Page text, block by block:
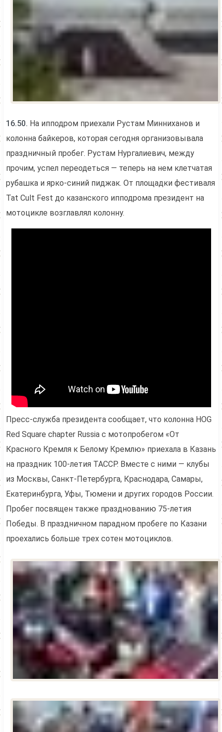
16.50. На ипподром приехали Рустам Минниханов и
колонна байкеров, которая сегодня организовывала
праздничный пробег. Рустам Нургалиевич, между
прочим, успел переодеться — теперь на нем клетчатая
рубашка и ярко-синий пиджак. От площадки фестиваля
Tat Cult Fest до казанского ипподрома президент на
мотоцикле возглавлял колонну.
Пресс-служба президента сообщает, что колонна HOG
Red Square chapter Russia с мотопробегом «От
Красного Кремля к Белому Кремлю» приехала в Казань
на праздник 100-летия ТАССР. Вместе с ними — клубы
из Москвы, Санкт-Петербурга, Краснодара, Самары,
Екатеринбурга, Уфы, Тюмени и других городов России.
Пробег посвящен также празднованию 75-летия
Победы. В праздничном парадном пробеге по Казани
проехались больше трех сотен мотоциклов.